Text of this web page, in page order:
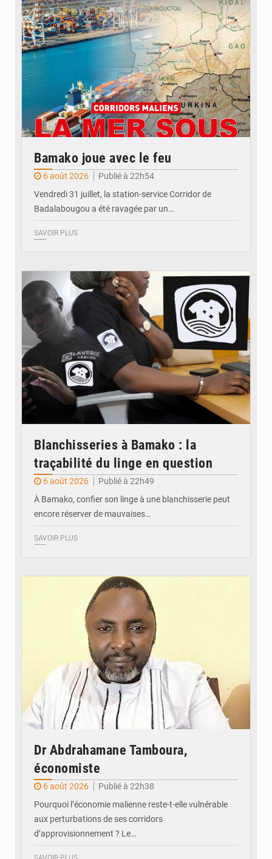
Bamako joue avec le feu
6 août 2026
Publié à 22h54
Vendredi 31 juillet, la station-service Corridor de
Badalabougou a été ravagée par un…
SAVOIR PLUS
Blanchisseries à Bamako : la
traçabilité du linge en question
6 août 2026
Publié à 22h49
À Bamako, confier son linge à une blanchisserie peut
encore réserver de mauvaises…
SAVOIR PLUS
Dr Abdrahamane Tamboura,
économiste
6 août 2026
Publié à 22h38
Pourquoi l’économie malienne reste-t-elle vulnérable
aux perturbations de ses corridors
d’approvisionnement ? Le…